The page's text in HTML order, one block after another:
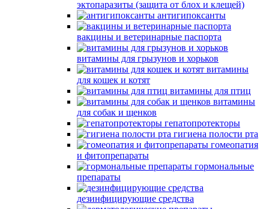
эктопаразиты (защита от блох и клещей)
антигипоксанты
вакцины и ветеринарные паспорта
витамины для грызунов и хорьков
витамины
для кошек и котят
витамины для птиц
витамины
для собак и щенков
гепатопротекторы
гигиена полости рта
гомеопатия
и фитопрепараты
гормональные
препараты
дезинфицирующие средства